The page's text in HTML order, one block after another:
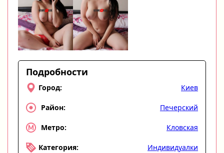
Подробности
Город: Киев
Район: Печерский
Метро: Кловская
Категория: Индивидуалки